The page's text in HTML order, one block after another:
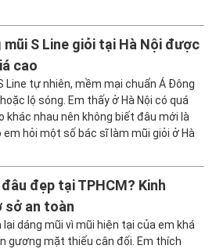
mũi S Line giỏi tại Hà Nội được
cao
Line tự nhiên, mềm mại chuẩn Á Đông
lộ sóng. Em thấy ở Hà Nội có quá
khác nhau nên không biết đâu mới là
hỏi một số bác sĩ làm mũi giỏi ở Hà
đẹp tại TPHCM? Kinh
sở an toàn
lại dáng mũi vì mũi hiện tại của em khá
gương mặt thiếu cân đối. Em thích